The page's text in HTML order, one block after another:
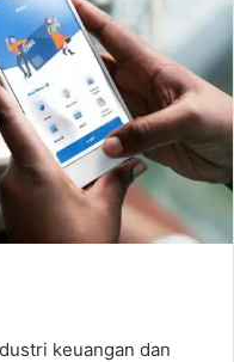
keuangan dan